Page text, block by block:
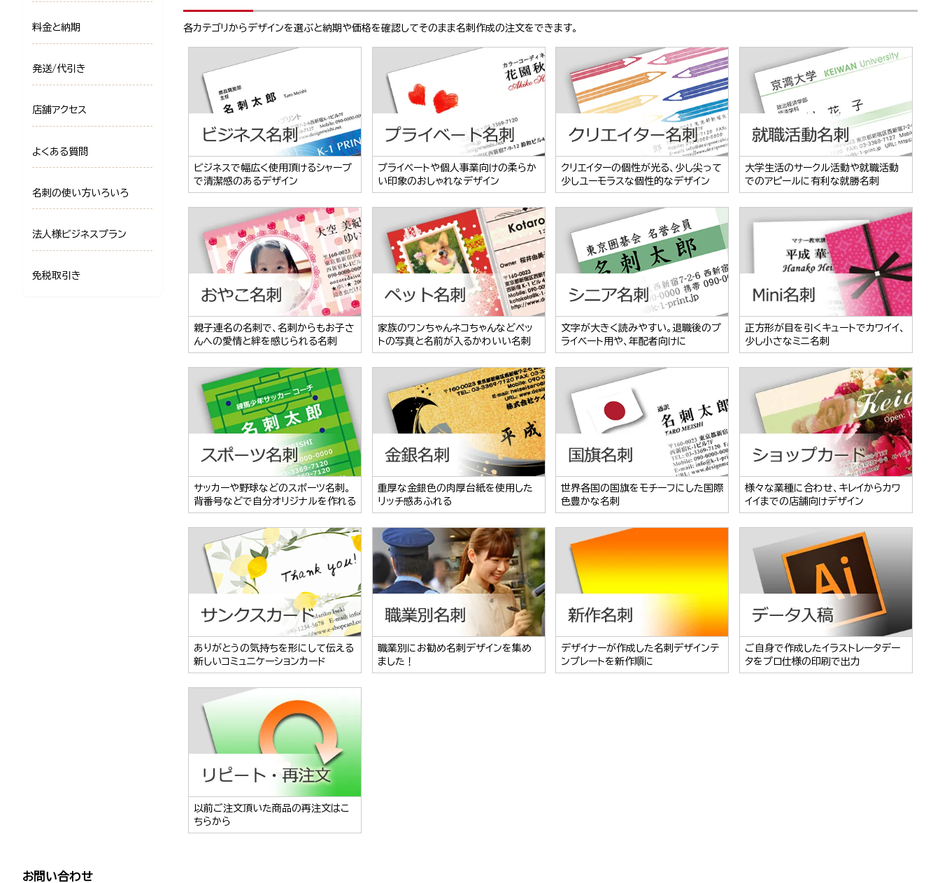
各カテゴリからデザインを選ぶと納期や価格を確認してそのまま名刺作成の注文をできます。
ビジネスで幅広く使用頂けるシャープ
で清潔感のあるデザイン
プライベートや個人事業向けの柔らか
い印象のおしゃれなデザイン
クリエイターの個性が光る、少し尖って
少しユーモラスな個性的なデザイン
大学生活のサークル活動や就職活動
でのアピールに有利な就勝名刺
親子連名の名刺で、名刺からもお子さ
んへの愛情と絆を感じられる名刺
家族のワンちゃんネコちゃんなどペッ
トの写真と名前が入るかわいい名刺
文字が大きく読みやすい。退職後のプ
ライベート用や、年配者向けに
正方形が目を引くキュートでカワイイ、
少し小さなミニ名刺
サッカーや野球などのスポーツ名刺。
背番号などで自分オリジナルを作れる
重厚な金銀色の肉厚台紙を使用した
リッチ感あふれる
世界各国の国旗をモチーフにした国際
色豊かな名刺
様々な業種に合わせ、キレイからカワ
イイまでの店舗向けデザイン
ありがとうの気持ちを形にして伝える
新しいコミュニケーションカード
職業別にお勧め名刺デザインを集め
ました！
デザイナーが作成した名刺デザインテ
ンプレートを新作順に
ご自身で作成したイラストレータデー
タをプロ仕様の印刷で出力
以前ご注文頂いた商品の再注文はこ
ちらから
料金と納期
発送/代引き
店舗アクセス
よくある質問
名刺の使い方いろいろ
法人様ビジネスプラン
免税取引き
お問い合わせ